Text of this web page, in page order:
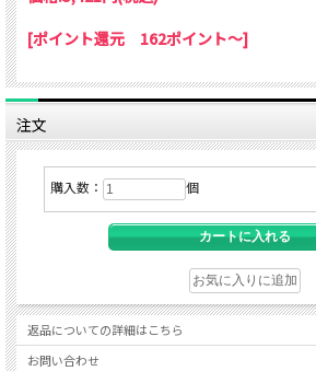
材質：アルミ
保護フィルム：0.5mm厚PET
入れ替え
吊り用の紐とリング付き。
縦横どちらでも吊れます。
※低反射機能の特性上、やや
ります。透明感をお求めの方
ご利用下さい。
[ポイント還元 162ポイント～]
注文
購入数： 個
返品についての詳細はこちら
お問い合わせ